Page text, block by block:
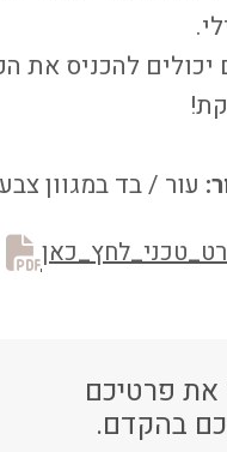
להכניס את
עור / בד במגוון
את פרטיכם
בהקדם.